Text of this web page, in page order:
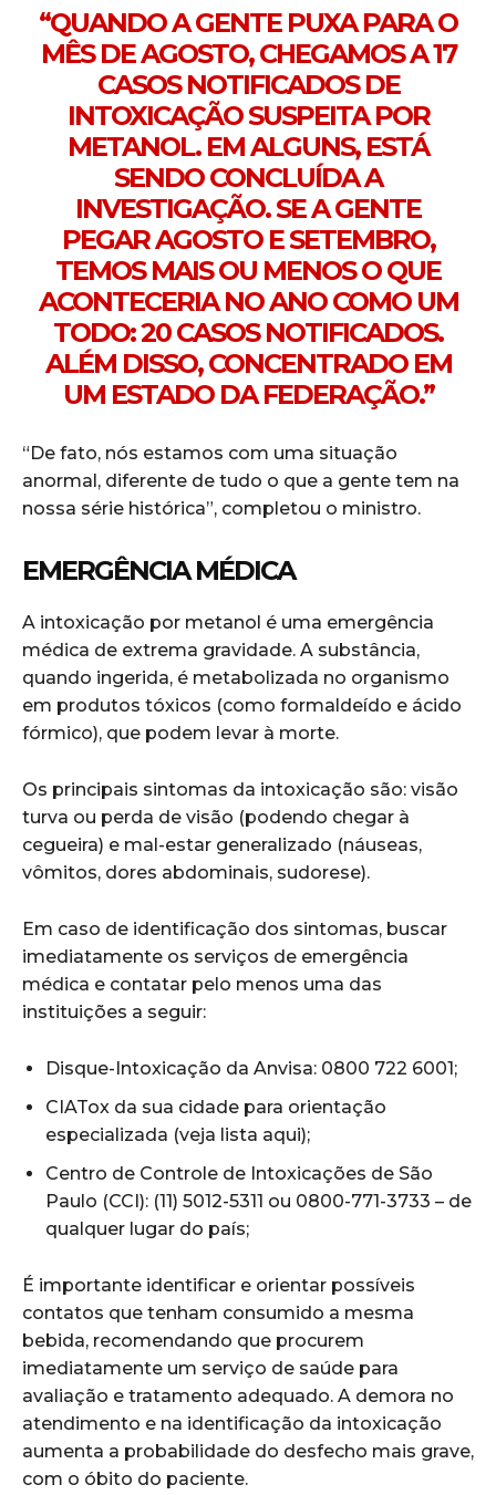
“QUANDO A GENTE PUXA PARA O
MÊS DE AGOSTO, CHEGAMOS A 17
CASOS NOTIFICADOS DE
INTOXICAÇÃO SUSPEITA POR
METANOL. EM ALGUNS, ESTÁ
SENDO CONCLUÍDA A
INVESTIGAÇÃO. SE A GENTE
PEGAR AGOSTO E SETEMBRO,
TEMOS MAIS OU MENOS O QUE
ACONTECERIA NO ANO COMO UM
TODO: 20 CASOS NOTIFICADOS.
ALÉM DISSO, CONCENTRADO EM
UM ESTADO DA FEDERAÇÃO.”
“De fato, nós estamos com uma situação
anormal, diferente de tudo o que a gente tem na
nossa série histórica”, completou o ministro.
EMERGÊNCIA MÉDICA
A intoxicação por metanol é uma emergência
médica de extrema gravidade. A substância,
quando ingerida, é metabolizada no organismo
em produtos tóxicos (como formaldeído e ácido
fórmico), que podem levar à morte.
Os principais sintomas da intoxicação são: visão
turva ou perda de visão (podendo chegar à
cegueira) e mal-estar generalizado (náuseas,
vômitos, dores abdominais, sudorese).
Em caso de identificação dos sintomas, buscar
imediatamente os serviços de emergência
médica e contatar pelo menos uma das
instituições a seguir:
Disque-Intoxicação da Anvisa: 0800 722 6001;
CIATox da sua cidade para orientação
especializada (veja lista aqui);
Centro de Controle de Intoxicações de São
Paulo (CCI): (11) 5012-5311 ou 0800-771-3733 – de
qualquer lugar do país;
É importante identificar e orientar possíveis
contatos que tenham consumido a mesma
bebida, recomendando que procurem
imediatamente um serviço de saúde para
avaliação e tratamento adequado. A demora no
atendimento e na identificação da intoxicação
aumenta a probabilidade do desfecho mais grave,
com o óbito do paciente.